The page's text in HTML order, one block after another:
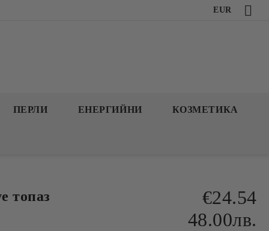
EUR
ПЕРЛИ ЕНЕРГИЙНИ КОЗМЕТИКА
топаз
€24.54
48.00лв.